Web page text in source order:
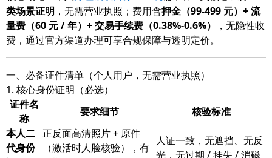
类场景证明 ，无需营业执照；费用含押金（99-499 元）+ 流
量费（60 元 / 年）+ 交易手续费（0.38%-0.6%）
，无隐性收
费，通过官方渠道办理可享合规保障与透明定价。
一、必备证件清单（个人用户，无需营业执照）
1. 核心身份证明（必选）
证件名
称
要求细节
核验标准
本人二
代身份
正反面高清照片 + 原件
（激活时人脸核验），有
人证一致，无遮挡、无反
光，无过期 / 挂失 / 消磁